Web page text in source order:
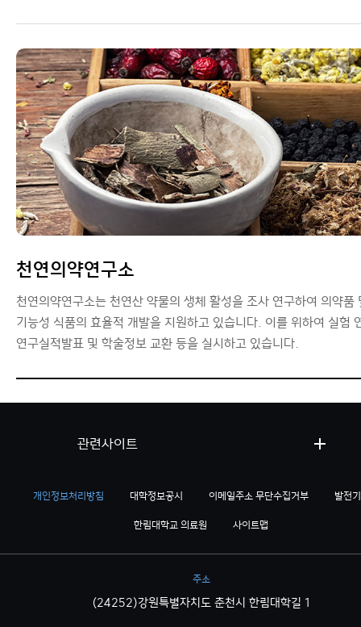
천연의약연구소
천연의약연구소는 천연산 약물의 생체 활성을 조사 연구하여 의약품
기능성 식품의 효율적 개발을 지원하고 있습니다. 이를 위하여 실험
연구실적발표 및 학술정보 교환 등을 실시하고 있습니다.
개인정보처리방침 대학정보공시 이메일주소 무단수집거부 발전
한림대학교 의료원 사이트맵
관련사이트
주소
(24252)강원특별자치도 춘천시 한림대학길 1